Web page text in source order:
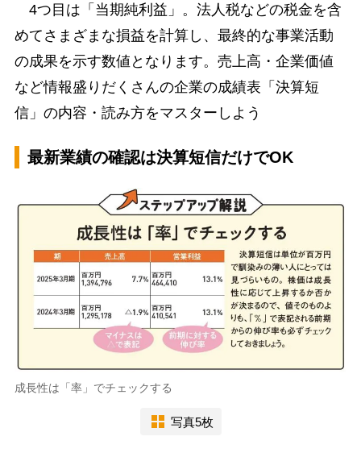
4つ目は「当期純利益」。法人税などの税金を含
めてさまざまな損益を計算し、最終的な事業活動
の成果を示す数値となります。売上高・企業価値
など情報盛りだくさんの企業の成績表「決算短
信」の内容・読み方をマスターしよう
最新業績の確認は決算短信だけでOK
成長性は「率」でチェックする
写真5枚